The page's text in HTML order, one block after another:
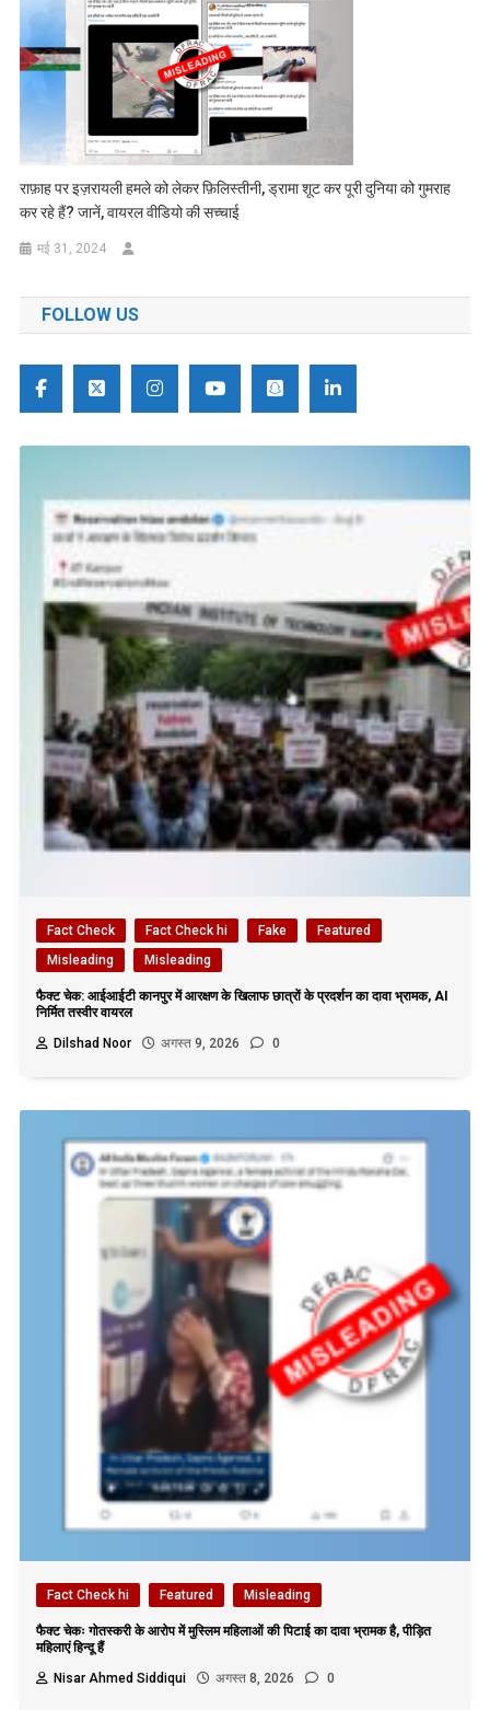
राफ़ाह पर इज़रायली हमले को लेकर फ़िलिस्तीनी, ड्रामा शूट कर पूरी दुनिया को गुमराह
कर रहे हैं? जानें, वायरल वीडियो की सच्चाई
मई 31, 2024
FOLLOW US
Fact Check Fact Check hi Fake
Featured
Misleading
Misleading
फैक्ट चेक: आईआईटी कानपुर में आरक्षण के खिलाफ छात्रों के प्रदर्शन का दावा भ्रामक, AI
निर्मित तस्वीर वायरल
Dilshad Noor
अगस्त 9, 2026 0
Fact Check hi Featured Misleading
फैक्ट चेकः गोतस्करी के आरोप में मुस्लिम महिलाओं की पिटाई का दावा भ्रामक है, पीड़ित
महिलाएं हिन्दू हैं
Nisar Ahmed Siddiqui
अगस्त 8, 2026 0